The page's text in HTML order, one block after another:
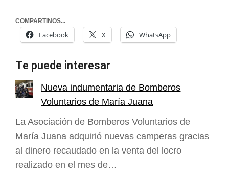
COMPARTINOS...
Facebook X WhatsApp
Te puede interesar
Nueva indumentaria de Bomberos
Voluntarios de María Juana
La Asociación de Bomberos Voluntarios de
María Juana adquirió nuevas camperas gracias
al dinero recaudado en la venta del locro
realizado en el mes de…